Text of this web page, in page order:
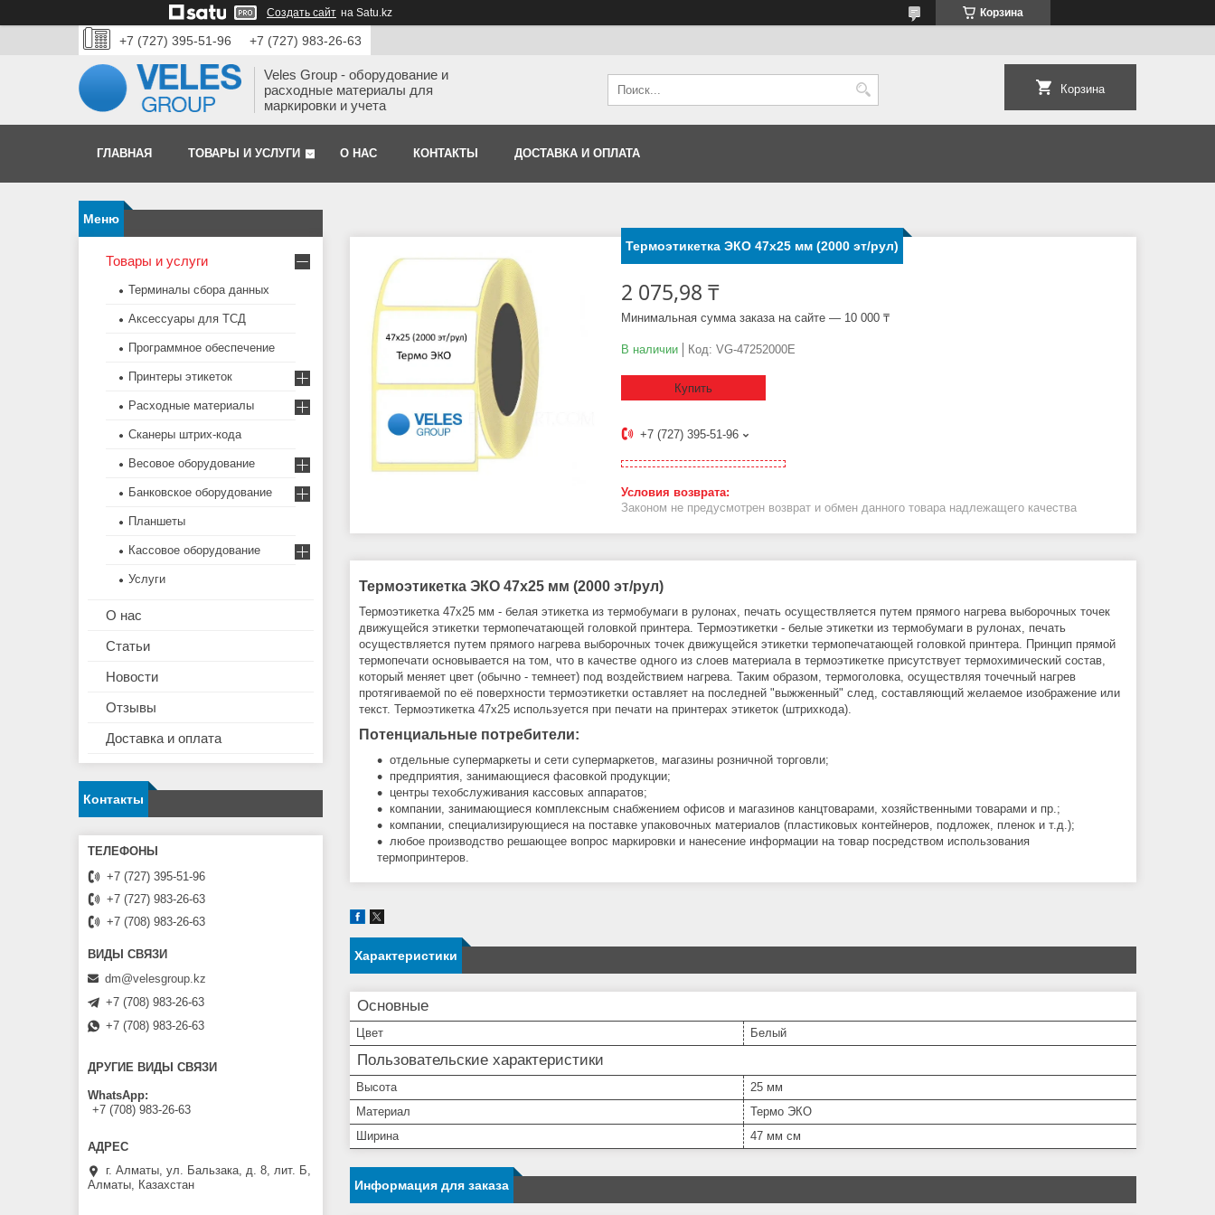
Создать сайт на Satu.kz Корзина
+7 (727) 395-51-96 +7 (727) 983-26-63
Veles Group - оборудование и
расходные материалы для
маркировки и учета
Корзина
ГЛАВНАЯ ТОВАРЫ И УСЛУГИ О НАС КОНТАКТЫ ДОСТАВКА И ОПЛАТА
Термоэтикетка ЭКО 47x25 мм (2000 эт/рул)
2 075,98 ₸
Минимальная сумма заказа на сайте — 10 000 ₸
В наличии Код: VG-47252000E
Купить
+7 (727) 395-51-96
Законом не предусмотрен возврат и обмен данного товара надлежащего качества
Термоэтикетка ЭКО 47x25 мм (2000 эт/рул)
Термоэтикетка 47x25 мм - белая этикетка из термобумаги в рулонах, печать осуществляется путем прямого нагрева выборочных точек
движущейся этикетки термопечатающей головкой принтера. Термоэтикетки - белые этикетки из термобумаги в рулонах, печать
осуществляется путем прямого нагрева выборочных точек движущейся этикетки термопечатающей головкой принтера. Принцип прямой
термопечати основывается на том, что в качестве одного из слоев материала в термоэтикетке присутствует термохимический состав,
который меняет цвет (обычно - темнеет) под воздействием нагрева. Таким образом, термоголовка, осуществляя точечный нагрев
протягиваемой по её поверхности термоэтикетки оставляет на последней "выжженный" след, составляющий желаемое изображение или
текст. Термоэтикетка 47x25 используется при печати на принтерах этикеток (штрихкода).
Потенциальные потребители:
отдельные супермаркеты и сети супермаркетов, магазины розничной торговли;
предприятия, занимающиеся фасовкой продукции;
центры техобслуживания кассовых аппаратов;
компании, занимающиеся комплексным снабжением офисов и магазинов канцтоварами, хозяйственными товарами и пр.;
компании, специализирующиеся на поставке упаковочных материалов (пластиковых контейнеров, подложек, пленок и т.д.);
любое производство решающее вопрос маркировки и нанесение информации на товар посредством использования
термопринтеров.
Характеристики
Основные
Цвет Белый
Пользовательские характеристики
Высота
25 мм
Материал
Термо ЭКО
Ширина
47 мм см
Информация для заказа
Товары и услуги
Терминалы сбора данных
Аксессуары для ТСД
Программное обеспечение
Принтеры этикеток
Расходные материалы
Сканеры штрих-кода
Весовое оборудование
Банковское оборудование
Планшеты
Кассовое оборудование
Услуги
О нас
Статьи
Новости
Отзывы
Доставка и оплата
Контакты
+7 (727) 395-51-96
+7 (727) 983-26-63
+7 (708) 983-26-63
dm@velesgroup.kz
+7 (708) 983-26-63
+7 (708) 983-26-63
ДРУГИЕ ВИДЫ СВЯЗИ
WhatsApp
+7 (708) 983-26-63
г. Алматы, ул. Бальзака, д. 8, лит. Б,
Алматы, Казахстан